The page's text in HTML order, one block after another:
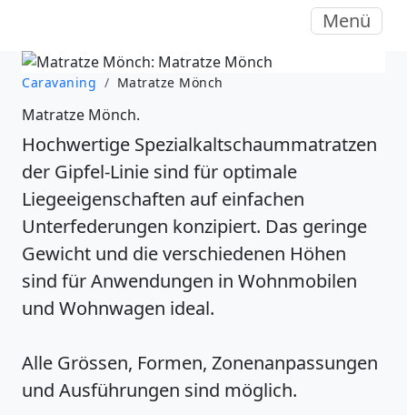
Menü
Caravaning / Matratze Mönch
Matratze Mönch.
Hochwertige Spezialkaltschaummatratzen
der Gipfel-Linie sind für optimale
Liegeeigenschaften auf einfachen
Unterfederungen konzipiert. Das geringe
Gewicht und die verschiedenen Höhen
sind für Anwendungen in Wohnmobilen
und Wohnwagen ideal.
Alle Grössen, Formen, Zonenanpassungen
und Ausführungen sind möglich.